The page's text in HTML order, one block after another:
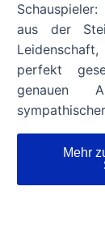
aus der
perfekt
genauen
Mehr